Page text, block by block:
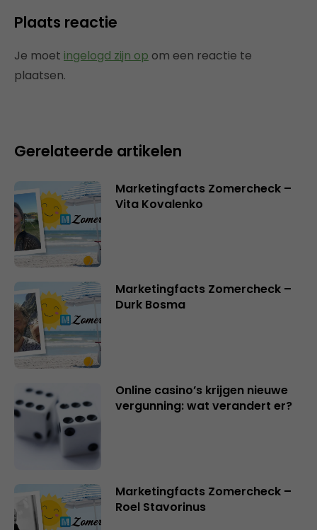
Plaats reactie
Je moet ingelogd zijn op om een reactie te
plaatsen.
Gerelateerde artikelen
Marketingfacts Zomercheck –
Vita Kovalenko
Marketingfacts Zomercheck –
Durk Bosma
Online casino’s krijgen nieuwe
vergunning: wat verandert er?
Marketingfacts Zomercheck –
Roel Stavorinus